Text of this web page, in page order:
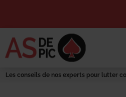
Les conseils de nos experts pour lutter